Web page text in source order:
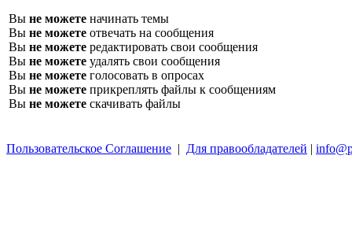
Вы не можете начинать темы
Вы не можете отвечать на сообщения
Вы не можете редактировать свои сообщения
Вы не можете удалять свои сообщения
Вы не можете голосовать в опросах
Вы не можете прикреплять файлы к сообщениям
Вы не можете скачивать файлы
Пользовательское Соглашение | Для правообладателей |